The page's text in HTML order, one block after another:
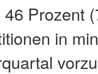
Prozent
in